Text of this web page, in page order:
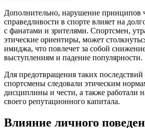
Дополнительно, нарушение принципов
справедливости в спорте влияет на
с фанатами и зрителями. Спортсмен,
этические ориентиры, может
имиджа, что повлечет за собой
выступлениям и падение популярности.
Для предотвращения таких
спортсмены следовали этическим
дисциплины и чести, а также работали
своего репутационного капитала.
Влияние личного